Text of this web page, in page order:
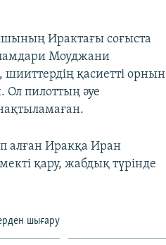
Ирактағы соғыста
Моуджани
қасиетті орнын
Ол пилоттың әуе
алған Иракқа Иран
қару, жабдық түрінде
шығару